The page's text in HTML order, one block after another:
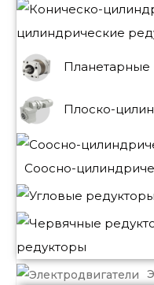
цилиндрические
Планетарные
Плоско-
Соосно-
редукторы